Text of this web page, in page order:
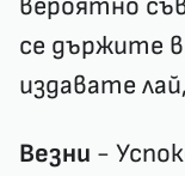
вероятно
се държите
издавате
Везни -